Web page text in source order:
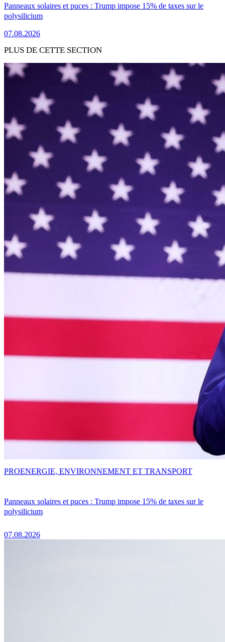
Panneaux solaires et puces : Trump impose 15% de taxes sur le
polysilicium
07.08.2026
PLUS DE CETTE SECTION
Panneaux solaires et puces : Trump impose 15% de taxes sur le
polysilicium
07.08.2026
PROENERGIE, ENVIRONNEMENT ET TRANSPORT